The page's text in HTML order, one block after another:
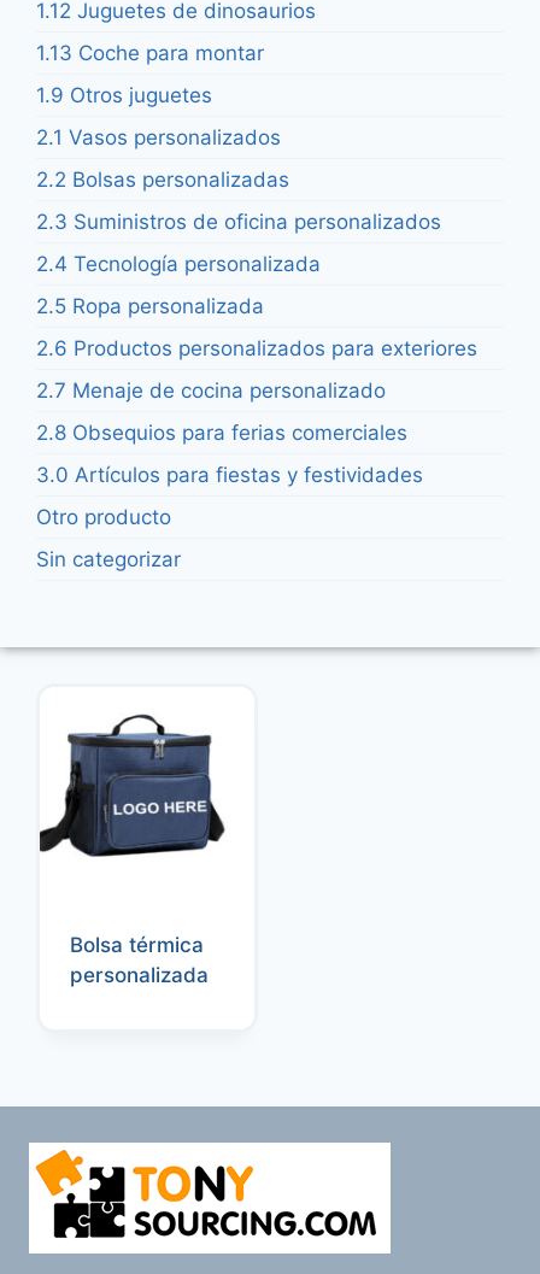
1.12 Juguetes de dinosaurios
1.13 Coche para montar
1.9 Otros juguetes
2.1 Vasos personalizados
2.2 Bolsas personalizadas
2.3 Suministros de oficina personalizados
2.4 Tecnología personalizada
2.5 Ropa personalizada
2.6 Productos personalizados para exteriores
2.7 Menaje de cocina personalizado
2.8 Obsequios para ferias comerciales
3.0 Artículos para fiestas y festividades
Otro producto
Sin categorizar
Bolsa térmica
personalizada